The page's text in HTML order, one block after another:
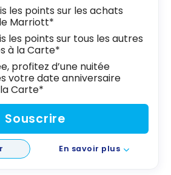
les points sur les achats
Marriott*
les points sur tous les autres
à la Carte*
profitez d’une nuitée
votre date anniversaire
Carte*
Souscrire
En savoir plus